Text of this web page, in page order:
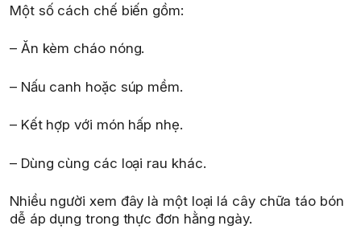
Một số cách chế biến gồm:
– Ăn kèm cháo nóng.
– Nấu canh hoặc súp mềm.
– Kết hợp với món hấp nhẹ.
– Dùng cùng các loại rau khác.
Nhiều người xem đây là một loại lá cây chữa táo bón
dễ áp dụng trong thực đơn hằng ngày.